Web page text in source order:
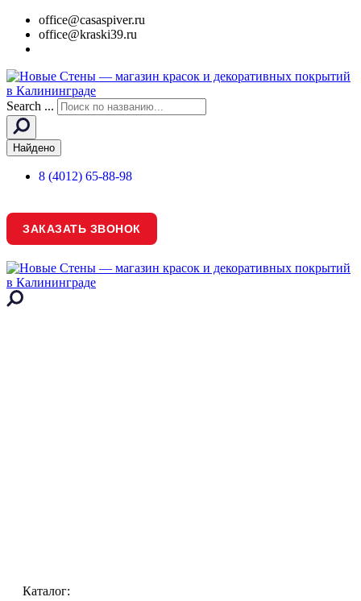
office@casaspiver.ru
office@kraski39.ru
Search ...
Найдено
8 (4012) 65-88-98
ЗАКАЗАТЬ ЗВОНОК
Каталог: